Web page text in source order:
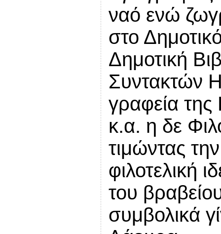
ναό ενώ
στο
Δημοτική
Συντακτών
γραφεία
κ.α. η δε
τιμώντας
φιλοτελική
του
συμβολικά